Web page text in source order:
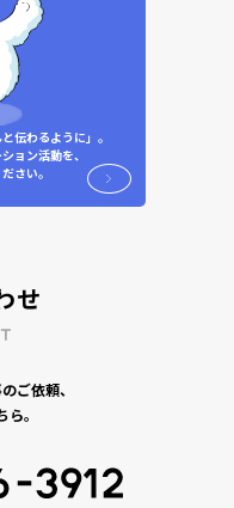
伝わるように」。
ョン活動を、
さい。
せ
ご依頼、
。